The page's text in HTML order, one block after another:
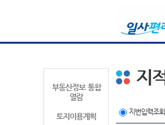
부동산정보 통합
열람
토지이용계획
지
지번입력조회